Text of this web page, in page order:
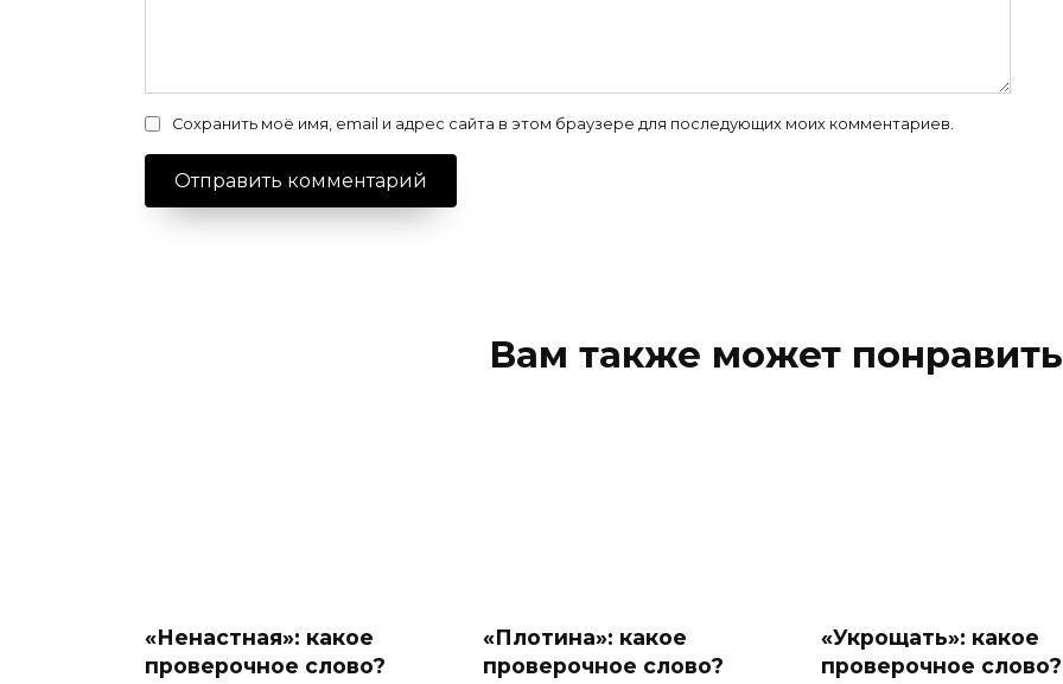
Сохранить моё имя, email и адрес сайта в этом браузере для последующих моих комментариев.
Вам также может
«Ненастная»: какое
проверочное слово?
«Плотина»: какое
проверочное слово?
«Укрощать»: какое
проверочное слово?